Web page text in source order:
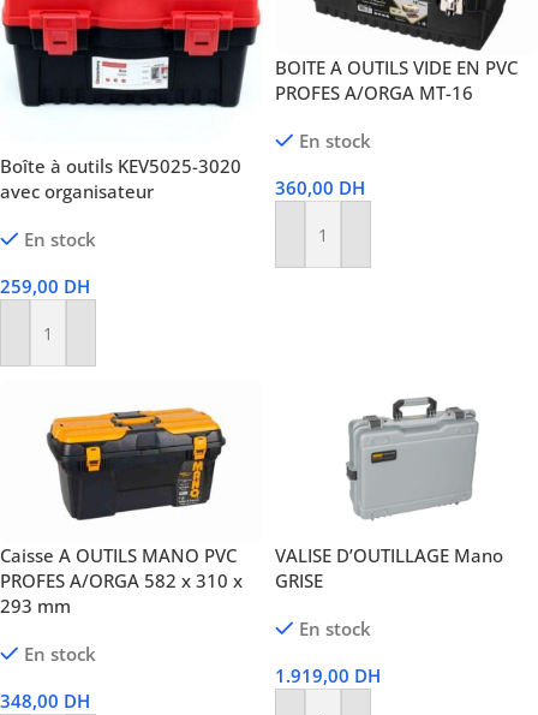
Boîte à outils KEV5025-3020
avec organisateur
En stock
259,00 DH
Ajouter Au Panier
BOITE A OUTILS VIDE EN PVC
PROFES A/ORGA MT-16
En stock
360,00 DH
Ajouter Au Panier
Caisse A OUTILS MANO PVC
PROFES A/ORGA 582 x 310 x
293 mm
En stock
348,00 DH
VALISE D’OUTILLAGE Mano
GRISE
En stock
1.919,00 DH